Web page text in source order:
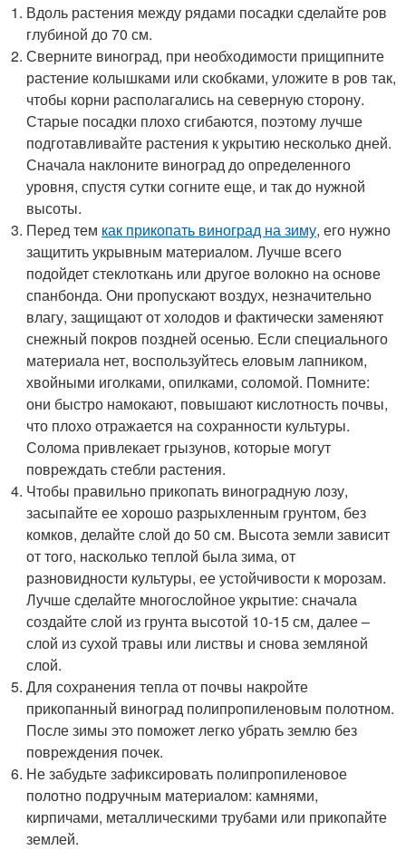
Вдоль растения между рядами посадки сделайте ров
глубиной до 70 см.
Сверните виноград, при необходимости прищипните
растение колышками или скобками, уложите в ров так,
чтобы корни располагались на северную сторону.
Старые посадки плохо сгибаются, поэтому лучше
подготавливайте растения к укрытию несколько дней.
Сначала наклоните виноград до определенного
уровня, спустя сутки согните еще, и так до нужной
высоты.
Перед тем как прикопать виноград на зиму, его нужно
защитить укрывным материалом. Лучше всего
подойдет стеклоткань или другое волокно на основе
спанбонда. Они пропускают воздух, незначительно
влагу, защищают от холодов и фактически заменяют
снежный покров поздней осенью. Если специального
материала нет, воспользуйтесь еловым лапником,
хвойными иголками, опилками, соломой. Помните:
они быстро намокают, повышают кислотность почвы,
что плохо отражается на сохранности культуры.
Солома привлекает грызунов, которые могут
повреждать стебли растения.
Чтобы правильно прикопать виноградную лозу,
засыпайте ее хорошо разрыхленным грунтом, без
комков, делайте слой до 50 см. Высота земли зависит
от того, насколько теплой была зима, от
разновидности культуры, ее устойчивости к морозам.
Лучше сделайте многослойное укрытие: сначала
создайте слой из грунта высотой 10-15 см, далее –
слой из сухой травы или листвы и снова земляной
слой.
Для сохранения тепла от почвы накройте
прикопанный виноград полипропиленовым полотном.
После зимы это поможет легко убрать землю без
повреждения почек.
Не забудьте зафиксировать полипропиленовое
полотно подручным материалом: камнями,
кирпичами, металлическими трубами или прикопайте
землей.